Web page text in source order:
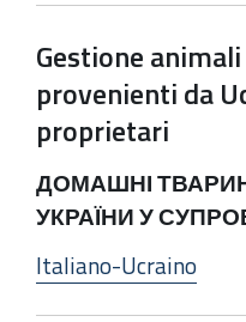
Gestione
provenienti da
proprietari
ДОМАШНІ
УКРАЇНИ У
Italiano-Ucraino